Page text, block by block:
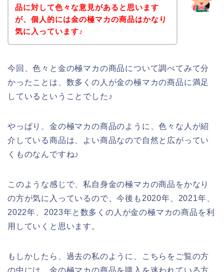
品に対して色々な意見があると思います
が、個人的には金の極マカの商品はかなり
気に入っています♪
今回、色々と金の極マカの商品について調べてみて分
かったことは、数多くの人が金の極マカの商品に満足
しているということでした♪
やっぱり、金の極マカの商品のように、色々な人が紹
介している商品は、よい商品なので自然と広がってい
くものなんですね♪
このような感じで、私自身金の極マカの商品をかなり
の方が気に入っているので、今後も2020年、2021年、
2022年、2023年と数多くの人が金の極マカの商品を利
用していくと思います。
もしかしたら、過去の私のように、こちらをご覧の方
の中には、金の極マカの商品を購入を迷われている方